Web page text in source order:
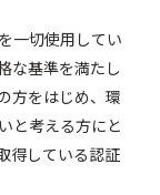
一切使用してい
な基準を満たし
方をはじめ、環
と考える方にと
得している認証